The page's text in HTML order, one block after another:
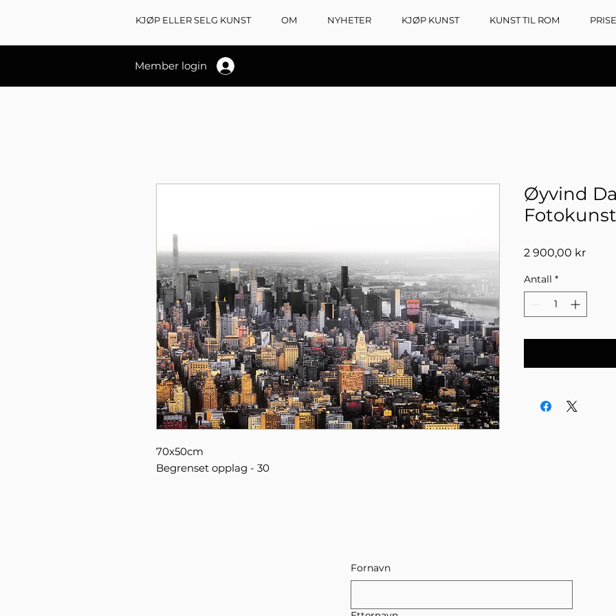
KJØP ELLER SELG KUNST OM NYHETER KJØP KUNST KUNST TIL ROM
Member login
70x50cm
Begrenset opplag - 30
Øyvind
Fotokunst
2 900,00 krPris
Antall *
Fornavn